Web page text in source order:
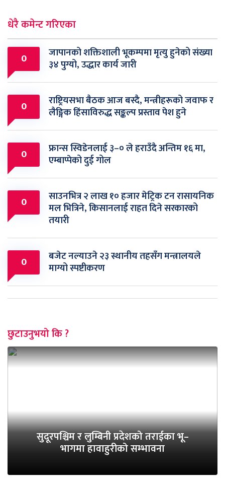
धेरै कमेन्ट गरिएका
0 जापानको शक्तिशाली भूकम्पमा मृत्यु हुनेको संख्या
३४ पुग्यो, उद्धार कार्य जारी
0 राष्ट्रियसभा बैठक आज बस्दै, मन्त्रीहरूको जवाफ र
लैङ्गिक हिंसाविरुद्ध सङ्कल्प प्रस्ताव पेश हुने
0 फ्रान्स स्विडेनलाई ३–० ले हराउँदै अन्तिम १६ मा,
एम्बाप्पेको दुई गोल
0 साउनभित्र २ लाख १० हजार मेट्रिक टन रासायनिक
मल भित्रिने, किसानलाई राहत दिने सरकारको
तयारी
0 बजेट नल्याउने २३ स्थानीय तहसँग मन्त्रालयले
माग्यो स्पष्टीकरण
छुटाउनुभयो कि ?
सुदूरपश्चिम र लुम्बिनी प्रदेशको तराईका भू–
भागमा हावाहुरीको सम्भावना